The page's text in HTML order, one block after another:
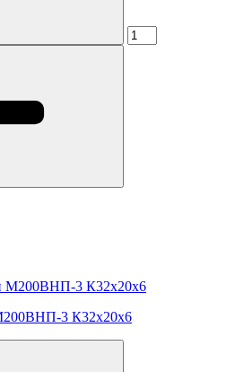
3 К32х20х6